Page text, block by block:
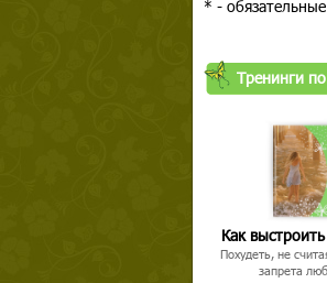
* -
Тренинги
Как
Похудеть, не
запрета